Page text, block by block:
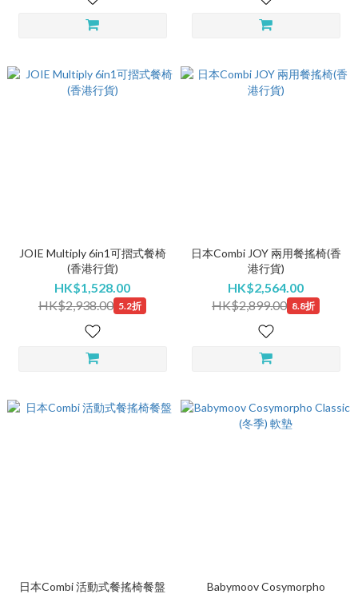
JOIE Multiply 6in1可摺式餐椅
(香港行貨)
HK$1,528.00
HK$2,938.00 5.2折
日本Combi JOY 兩用餐搖椅(香
港行貨)
HK$2,564.00
HK$2,899.00 8.8折
日本Combi 活動式餐搖椅餐盤
Babymoov Cosymorpho